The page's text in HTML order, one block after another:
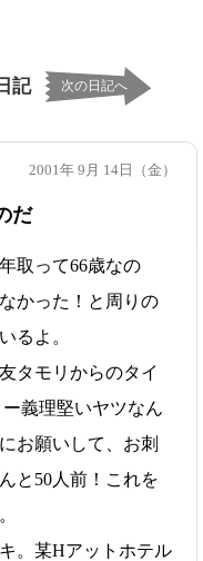
記 次の日記へ
2001年 9月 14日（金）
だ
取って66歳なの
かった！と周りの
るよ。
タモリからのタイ
義理堅いヤツなん
お願いして、お刺
と50人前！これを
。某Hアットホテル